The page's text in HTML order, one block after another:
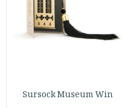
Sursock Museum Win